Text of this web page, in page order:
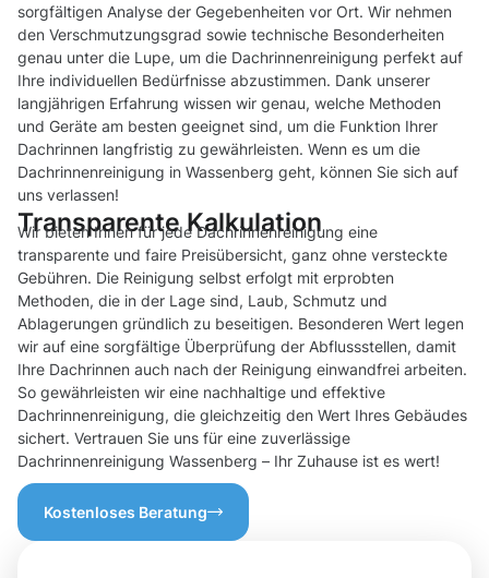
sorgfältigen Analyse der Gegebenheiten vor Ort. Wir nehmen
den Verschmutzungsgrad sowie technische Besonderheiten
genau unter die Lupe, um die Dachrinnenreinigung perfekt auf
Ihre individuellen Bedürfnisse abzustimmen. Dank unserer
langjährigen Erfahrung wissen wir genau, welche Methoden
und Geräte am besten geeignet sind, um die Funktion Ihrer
Dachrinnen langfristig zu gewährleisten. Wenn es um die
Dachrinnenreinigung in Wassenberg geht, können Sie sich auf
uns verlassen!
Transparente Kalkulation
Wir bieten Ihnen für jede Dachrinnenreinigung eine
transparente und faire Preisübersicht, ganz ohne versteckte
Gebühren. Die Reinigung selbst erfolgt mit erprobten
Methoden, die in der Lage sind, Laub, Schmutz und
Ablagerungen gründlich zu beseitigen. Besonderen Wert legen
wir auf eine sorgfältige Überprüfung der Abflussstellen, damit
Ihre Dachrinnen auch nach der Reinigung einwandfrei arbeiten.
So gewährleisten wir eine nachhaltige und effektive
Dachrinnenreinigung, die gleichzeitig den Wert Ihres Gebäudes
sichert. Vertrauen Sie uns für eine zuverlässige
Dachrinnenreinigung Wassenberg – Ihr Zuhause ist es wert!
Kostenloses Beratung